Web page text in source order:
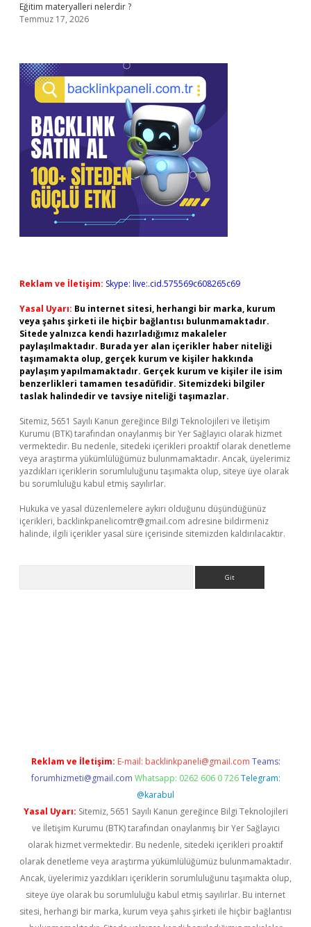
Eğitim materyalleri nelerdir ?
Temmuz 17, 2026
Reklam ve İletişim: Skype: live:.cid.575569c608265c69
Yasal Uyarı: Bu internet sitesi, herhangi bir marka, kurum
veya şahıs şirketi ile hiçbir bağlantısı bulunmamaktadır.
Sitede yalnızca kendi hazırladığımız makaleler
paylaşılmaktadır. Burada yer alan içerikler haber niteliği
taşımamakta olup, gerçek kurum ve kişiler hakkında
paylaşım yapılmamaktadır. Gerçek kurum ve kişiler ile isim
benzerlikleri tamamen tesadüfidir. Sitemizdeki bilgiler
taslak halindedir ve tavsiye niteliği taşımazlar.
Sitemiz, 5651 Sayılı Kanun gereğince Bilgi Teknolojileri ve İletişim
Kurumu (BTK) tarafından onaylanmış bir Yer Sağlayıcı olarak hizmet
vermektedir. Bu nedenle, sitedeki içerikleri proaktif olarak denetleme
veya araştırma yükümlülüğümüz bulunmamaktadır. Ancak, üyelerimiz
yazdıkları içeriklerin sorumluluğunu taşımakta olup, siteye üye olarak
bu sorumluluğu kabul etmiş sayılırlar.
Hukuka ve yasal düzenlemelere aykırı olduğunu düşündüğünüz
içerikleri, backlinkpanelicomtr@gmail.com adresine bildirmeniz
halinde, ilgili içerikler yasal süre içerisinde sitemizden kaldırılacaktır.
Reklam ve İletişim: E-mail: backlinkpaneli@gmail.com Teams:
forumhizmeti@gmail.com Whatsapp: 0262 606 0 726 Telegram:
@karabul
Yasal Uyarı: Sitemiz, 5651 Sayılı Kanun gereğince Bilgi Teknolojileri
ve İletişim Kurumu (BTK) tarafından onaylanmış bir Yer Sağlayıcı
olarak hizmet vermektedir. Bu nedenle, sitedeki içerikleri proaktif
olarak denetleme veya araştırma yükümlülüğümüz bulunmamaktadır.
Ancak, üyelerimiz yazdıkları içeriklerin sorumluluğunu taşımakta olup,
siteye üye olarak bu sorumluluğu kabul etmiş sayılırlar. Bu internet
sitesi, herhangi bir marka, kurum veya şahıs şirketi ile hiçbir bağlantısı